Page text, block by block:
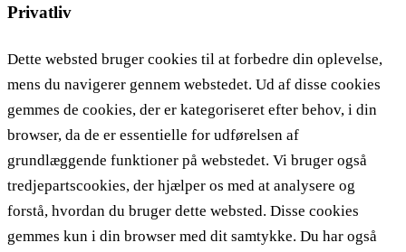
Privatliv
Dette websted bruger cookies til at forbedre din oplevelse,
mens du navigerer gennem webstedet. Ud af disse cookies
gemmes de cookies, der er kategoriseret efter behov, i din
browser, da de er essentielle for udførelsen af ​​
grundlæggende funktioner på webstedet. Vi bruger også
tredjepartscookies, der hjælper os med at analysere og
forstå, hvordan du bruger dette websted. Disse cookies
gemmes kun i din browser med dit samtykke. Du har også